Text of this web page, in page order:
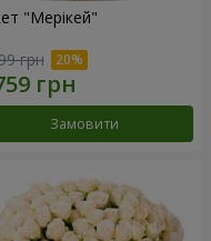
"Мерікей"
грн
Замовити